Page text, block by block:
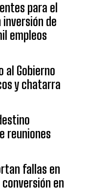
para el
inversión de
empleos
al Gobierno
y chatarra
reuniones
fallas en
en